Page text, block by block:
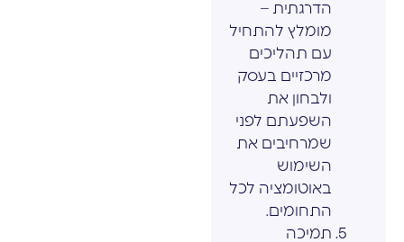
הדרגתית –
מומלץ להתחיל
עם תהליכים
מרכזיים בעסק
ולבחון את
השפעתם לפני
שמרחיבים את
השימוש
באוטומציה לכל
התחומים.
תמיכה